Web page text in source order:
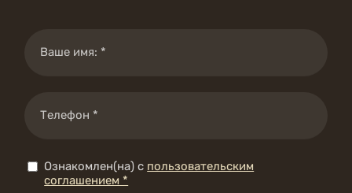
Ознакомлен(на) с пользовательским
соглашением *